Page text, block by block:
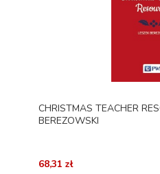
CHRISTMAS TEACHER
BEREZOWSKI
68,31 zł